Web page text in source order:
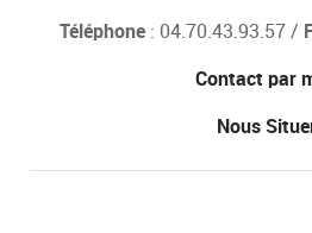
Téléphone : 04.70.43.93.57 /
Contact par
Nous